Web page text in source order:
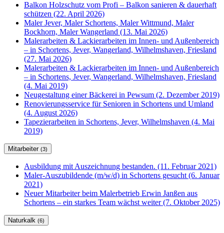
Balkon Holzschutz vom Profi – Balkon sanieren & dauerhaft
schützen (22. April 2026)
Maler Jever, Maler Schortens, Maler Wittmund, Maler
Bockhorn, Maler Wangerland (13. Mai 2026)
Malerarbeiten & Lackierarbeiten im Innen- und Außenbereich
– in Schortens, Jever, Wangerland, Wilhelmshaven, Friesland
(27. Mai 2026)
Malerarbeiten & Lackierarbeiten im Innen- und Außenbereich
– in Schortens, Jever, Wangerland, Wilhelmshaven, Friesland
(4. Mai 2019)
Neugestaltung einer Bäckerei in Pewsum (2. Dezember 2019)
Renovierungsservice für Senioren in Schortens und Umland
(4. August 2026)
Tapezierarbeiten in Schortens, Jever, Wilhelmshaven (4. Mai
2019)
Mitarbeiter (3)
Ausbildung mit Auszeichnung bestanden. (11. Februar 2021)
Maler-Auszubildende (m/w/d) in Schortens gesucht (6. Januar
2021)
Neuer Mitarbeiter beim Malerbetrieb Erwin Janßen aus
Schortens – ein starkes Team wächst weiter (7. Oktober 2025)
Naturkalk (6)